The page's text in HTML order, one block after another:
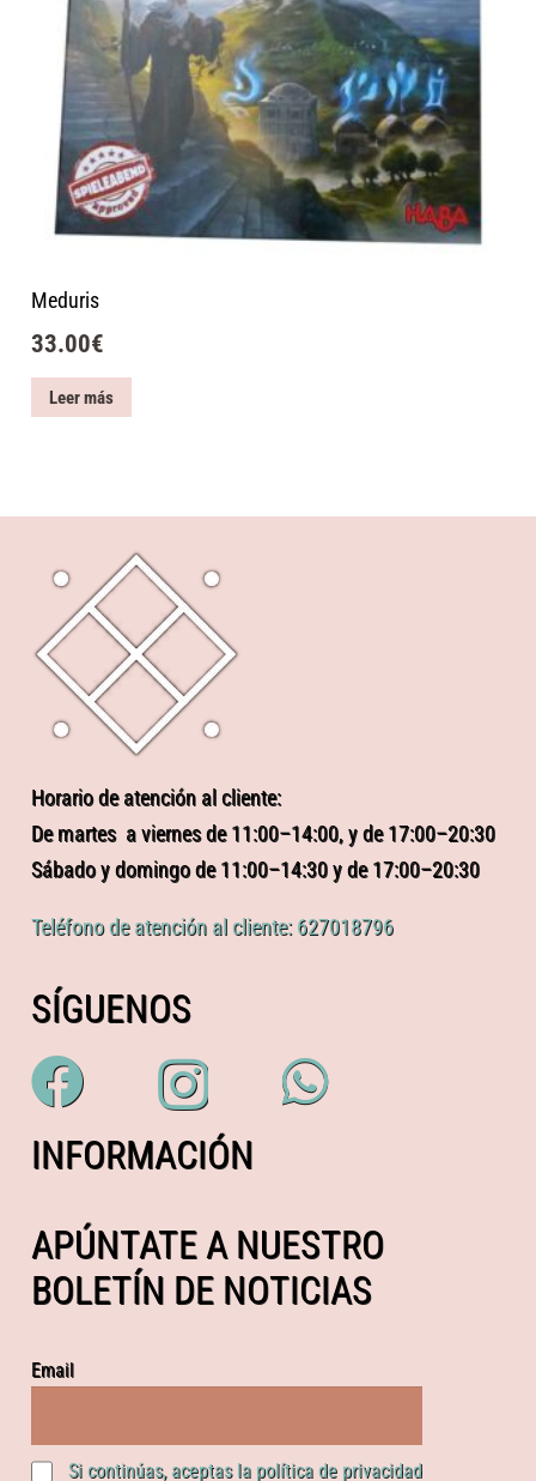
Meduris
33.00€
Leer más
Horario de atención al cliente:
De martes a viernes de 11:00–14:00, y de 17:00–20:30
Sábado y domingo de 11:00–14:30 y de 17:00–20:30
Teléfono de atención al cliente: 627018796
SÍGUENOS
INFORMACIÓN
APÚNTATE A NUESTRO
BOLETÍN DE NOTICIAS
Email
Si continúas, aceptas la política de privacidad